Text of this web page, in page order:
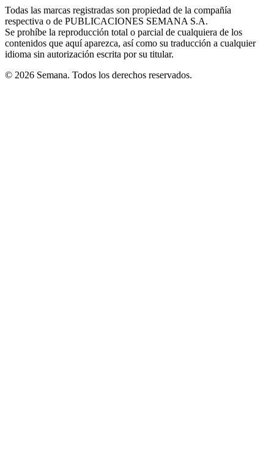
windowwindowwindow
new
window
Todas las marcas registradas son propiedad de la compañía
respectiva o de PUBLICACIONES SEMANA S.A.
Se prohíbe la reproducción total o parcial de cualquiera de los
contenidos que aquí aparezca, así como su traducción a cualquier
idioma sin autorización escrita por su titular.
© 2026 Semana. Todos los derechos reservados.